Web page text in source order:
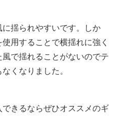
揺られやすいです。しか
用することで横揺れに強く
で揺れることがないのでテ
くなりました。
きるならぜひオススメのギ